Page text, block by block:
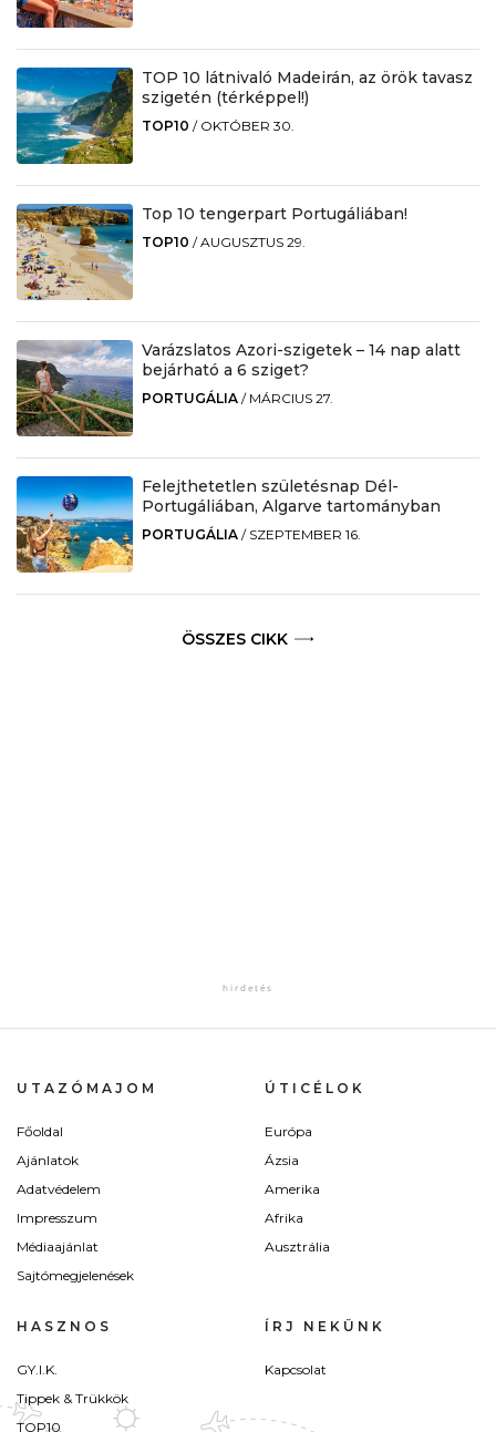
TOP 10 látnivaló Madeirán, az örök tavasz
szigetén (térképpel!)
TOP10 / OKTÓBER 30.
Top 10 tengerpart Portugáliában!
TOP10 /AUGUSZTUS 29.
Varázslatos Azori-szigetek – 14 nap alatt
bejárható a 6 sziget?
PORTUGÁLIA / MÁRCIUS 27.
Felejthetetlen születésnap Dél-
Portugáliában, Algarve tartományban
PORTUGÁLIA / SZEPTEMBER 16.
ÖSSZES CIKK
UTAZÓMAJOM
Főoldal
Ajánlatok
Adatvédelem
Impresszum
Médiaajánlat
Sajtómegjelenések
ÚTICÉLOK
Európa
Ázsia
Amerika
Afrika
Ausztrália
HASZNOS
GY.I.K.
Tippek & Trükkök
TOP10
ÍRJ NEKÜNK
Kapcsolat